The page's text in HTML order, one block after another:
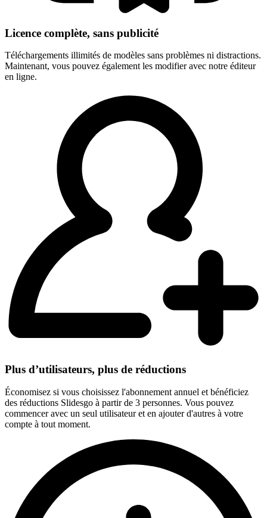
Licence complète, sans publicité
Téléchargements illimités de modèles sans problèmes ni distractions.
Maintenant, vous pouvez également les modifier avec notre éditeur
en ligne.
Plus d’utilisateurs, plus de réductions
Économisez si vous choisissez l'abonnement annuel et bénéficiez
des réductions Slidesgo à partir de 3 personnes. Vous pouvez
commencer avec un seul utilisateur et en ajouter d'autres à votre
compte à tout moment.